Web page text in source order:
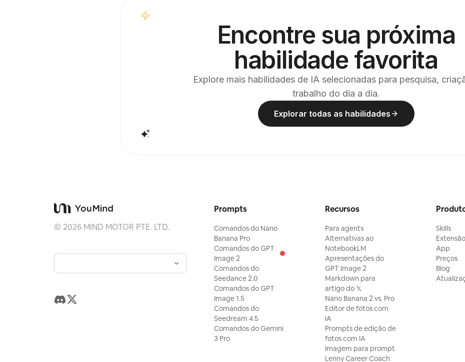
Encontre sua próxima
habilidade favorita
Explore mais habilidades de IA selecionadas para pesquisa,
trabalho do dia a dia.
Explorar todas as habilidades
© 2026MIND MOTOR PTE. LTD.
Prompts
Comandos do Nano
Banana Pro
Comandos do GPT
Image 2
Comandos do
Seedance 2.0
Comandos do GPT
Image 1.5
Comandos do
Seedream 4.5
Comandos do Gemini
3 Pro
Recursos
Para agents
Alternativas ao
NotebookLM
Apresentações do
GPT Image 2
Markdown para
artigo do 𝕏
Nano Banana 2 vs. Pro
Editor de fotos com
IA
Prompts de edição de
fotos com IA
Imagem para prompt
Lenny Career Coach
Skills
Extensão
App
Preços
Blog